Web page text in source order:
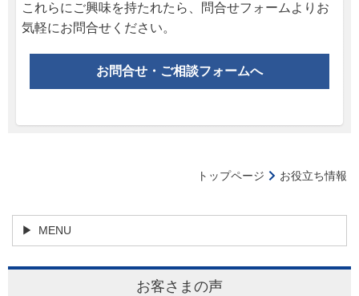
これらにご興味を持たれたら、問合せフォームよりお
気軽にお問合せください。
お問合せ・ご相談フォームへ
トップページ お役立ち情報
MENU
お客さまの声